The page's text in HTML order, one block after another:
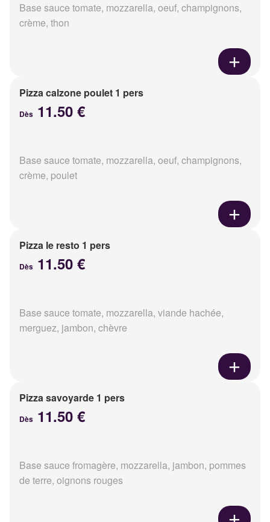
Base sauce tomate, mozzarella, oeuf, champignons,
crème, thon
Pizza calzone poulet 1 pers
Dès 11.50 €
Base sauce tomate, mozzarella, oeuf, champignons,
crème, poulet
Pizza le resto 1 pers
Dès 11.50 €
Base sauce tomate, mozzarella, viande hachée,
merguez, jambon, chèvre
Pizza savoyarde 1 pers
Dès 11.50 €
Base sauce fromagère, mozzarella, jambon, pommes
de terre, oignons rouges